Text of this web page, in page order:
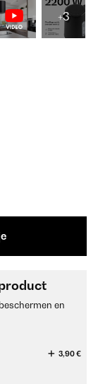
+3
en
3,90 €